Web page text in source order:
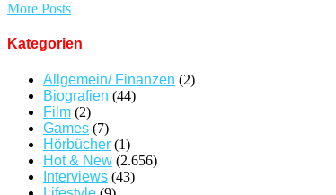
More Posts
Kategorien
Allgemein/ Finanzen (2)
Biografien (44)
Film (2)
Games (7)
Hörbücher (1)
Hot & New (2.656)
Interviews (43)